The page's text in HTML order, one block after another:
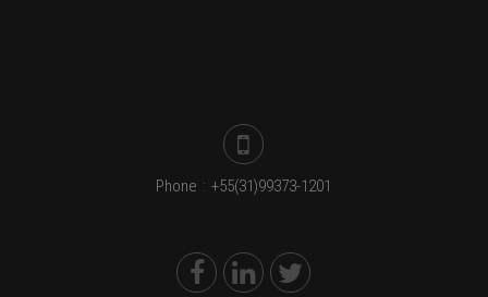
Phone : +55(31)99373-1201